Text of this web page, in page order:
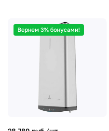
Вернем 3% бонусами!